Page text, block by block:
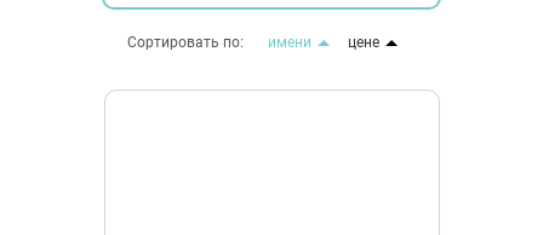
Сортировать по: имени цене